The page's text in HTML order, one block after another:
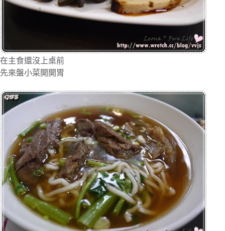
在主食還沒上桌前
先來盤小菜開開胃